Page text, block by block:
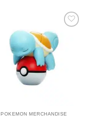
POKEMON MERCHANDISE